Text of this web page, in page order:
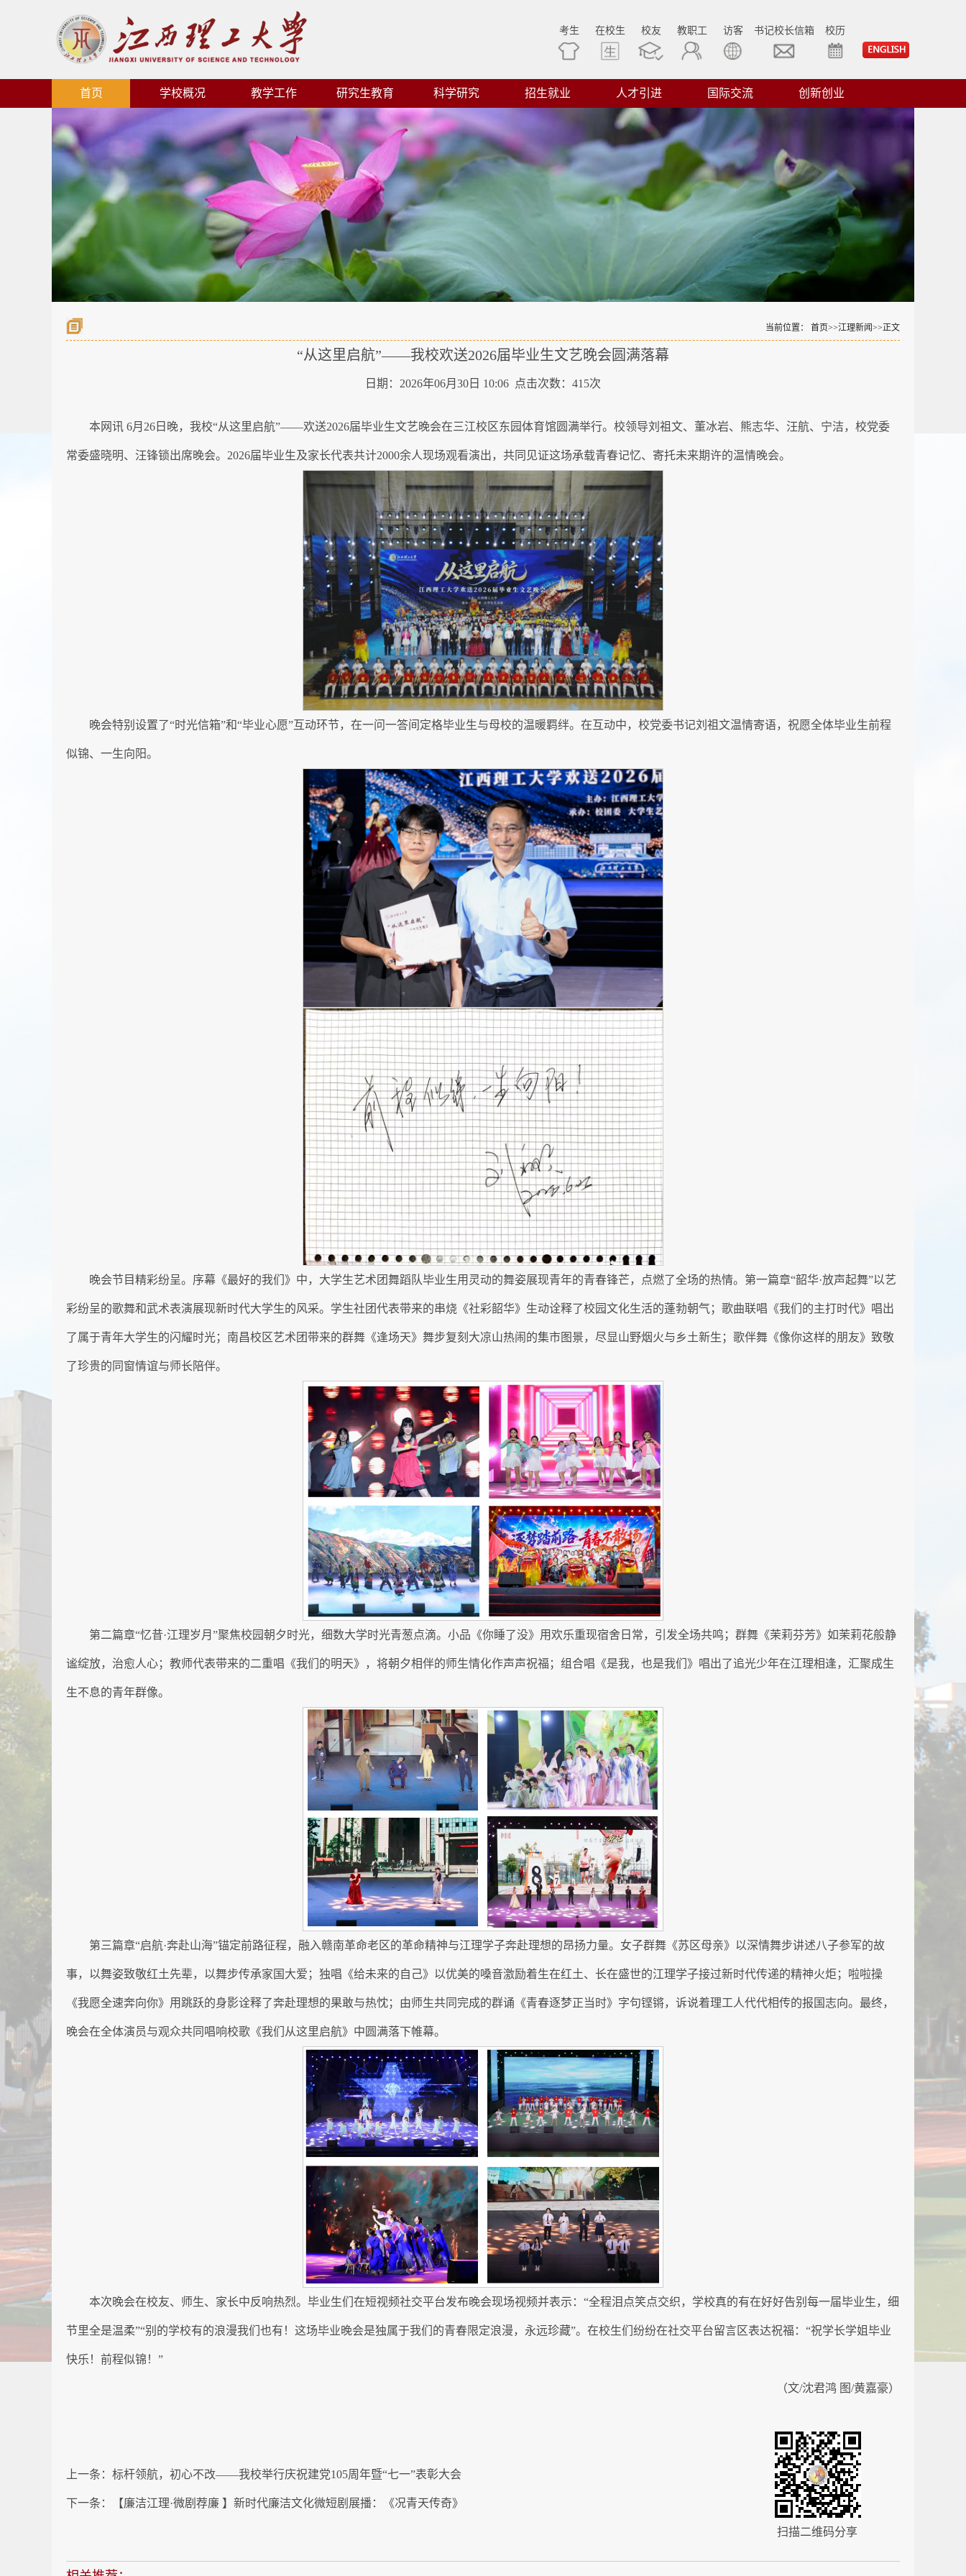
考生 在校生 校友 教职工 访客 书记校长信箱 校历
首页 学校概况 教学工作 研究生教育 科学研究 招生就业 人才引进 国际交流 创新创业
当前位置： 首页>>江理新闻>>正文
“从这里启航”——我校欢送2026届毕业生文艺晚会圆满落幕
日期：2026年06月30日 10:06 点击次数： 415次
本网讯 6月26日晚，我校“从这里启航”——欢送2026届毕业生文艺晚会在三江校区东园体育馆圆满举行。校领导刘祖文、董冰岩、熊志华、汪航、宁洁，校党委
常委盛晓明、汪锋锁出席晚会。2026届毕业生及家长代表共计2000余人现场观看演出，共同见证这场承载青春记忆、寄托未来期许的温情晚会。
晚会特别设置了“时光信箱”和“毕业心愿”互动环节，在一问一答间定格毕业生与母校的温暖羁绊。在互动中，校党委书记刘祖文温情寄语，祝愿全体毕业生前程
似锦、一生向阳。
晚会节目精彩纷呈。序幕《最好的我们》中，大学生艺术团舞蹈队毕业生用灵动的舞姿展现青年的青春锋芒，点燃了全场的热情。第一篇章“韶华·放声起舞”以艺
彩纷呈的歌舞和武术表演展现新时代大学生的风采。学生社团代表带来的串烧《社彩韶华》生动诠释了校园文化生活的蓬勃朝气；歌曲联唱《我们的主打时代》唱出
了属于青年大学生的闪耀时光；南昌校区艺术团带来的群舞《逢场天》舞步复刻大凉山热闹的集市图景，尽显山野烟火与乡土新生；歌伴舞《像你这样的朋友》致敬
了珍贵的同窗情谊与师长陪伴。
第二篇章“忆昔·江理岁月”聚焦校园朝夕时光，细数大学时光青葱点滴。小品《你睡了没》用欢乐重现宿舍日常，引发全场共鸣；群舞《茉莉芬芳》如茉莉花般静
谧绽放，治愈人心；教师代表带来的二重唱《我们的明天》，将朝夕相伴的师生情化作声声祝福；组合唱《是我，也是我们》唱出了追光少年在江理相逢，汇聚成生
生不息的青年群像。
第三篇章“启航·奔赴山海”锚定前路征程，融入赣南革命老区的革命精神与江理学子奔赴理想的昂扬力量。女子群舞《苏区母亲》以深情舞步讲述八子参军的故
事，以舞姿致敬红土先辈，以舞步传承家国大爱；独唱《给未来的自己》以优美的嗓音激励着生在红土、长在盛世的江理学子接过新时代传递的精神火炬；啦啦操
《我愿全速奔向你》用跳跃的身影诠释了奔赴理想的果敢与热忱；由师生共同完成的群诵《青春逐梦正当时》字句铿锵，诉说着理工人代代相传的报国志向。最终，
晚会在全体演员与观众共同唱响校歌《我们从这里启航》中圆满落下帷幕。
本次晚会在校友、师生、家长中反响热烈。毕业生们在短视频社交平台发布晚会现场视频并表示：“全程泪点笑点交织，学校真的有在好好告别每一届毕业生，细
节里全是温柔”“别的学校有的浪漫我们也有！这场毕业晚会是独属于我们的青春限定浪漫，永远珍藏”。在校生们纷纷在社交平台留言区表达祝福：“祝学长学姐毕业
快乐！前程似锦！”
（文/沈君鸿 图/黄嘉豪）
上一条： 标杆领航，初心不改——我校举行庆祝建党105周年暨“七一”表彰大会
下一条： 【廉洁江理·微剧荐廉 】新时代廉洁文化微短剧展播：《况青天传奇》
扫描二维码分享